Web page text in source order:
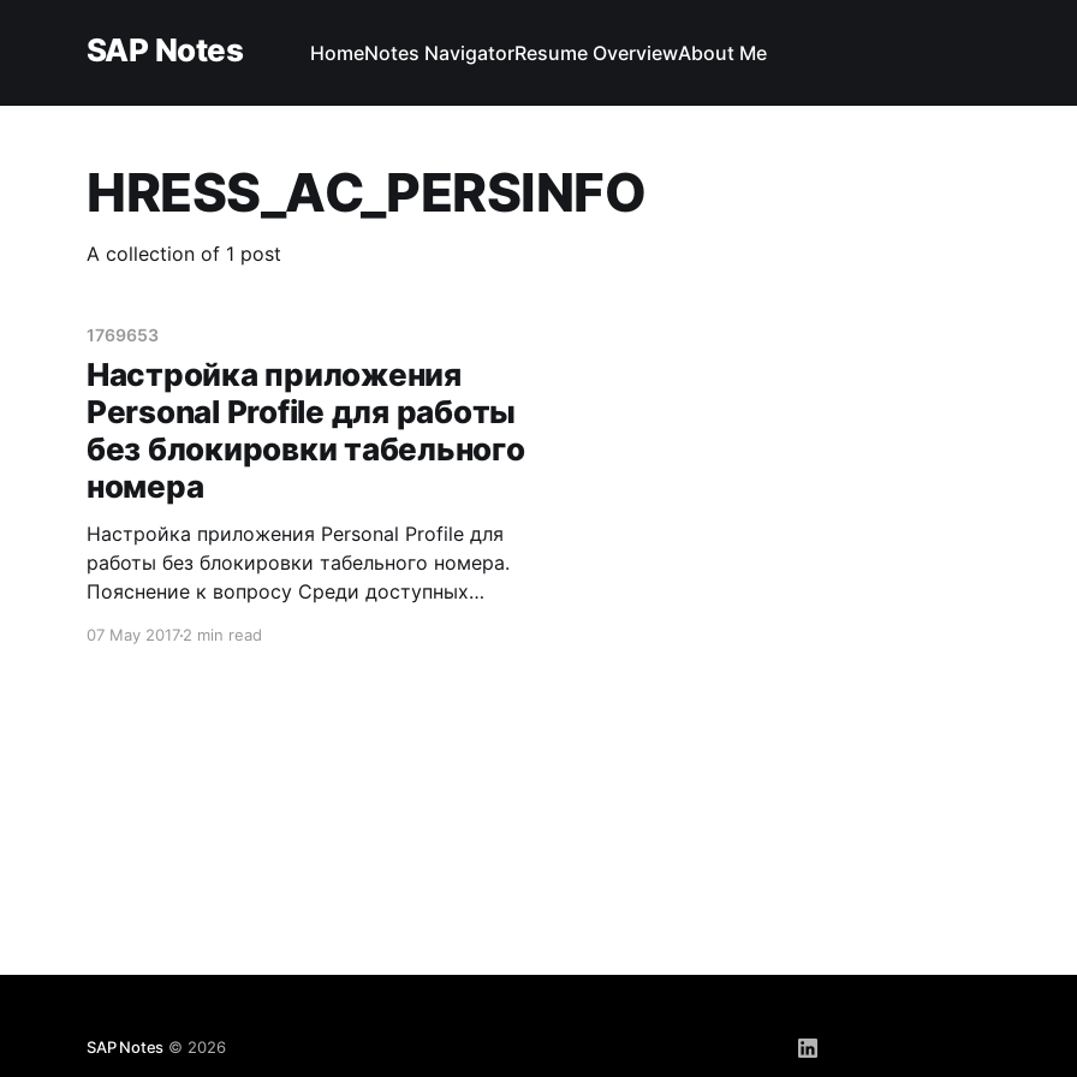
SAP Notes HomeNotes NavigatorResume OverviewAbout Me
HRESS_AC_PERSINFO
A collection of 1 post
1769653
Настройка приложения
Personal Profile для работы
без блокировки табельного
номера
Настройка приложения Personal Profile для
работы без блокировки табельного номера.
Пояснение к вопросу Среди доступных
присутствует довольно интересное Web
07 May 20172 min read
SAP Notes © 2026